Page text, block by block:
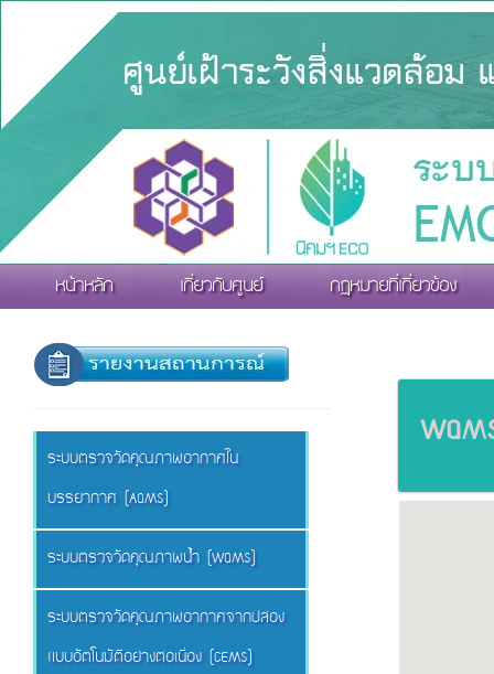
หน้าหลัก เกี่ยวกับศูนย์ กฏหมายที่เกี่ยวข้อง
ระบบตรวจวัดคุณภาพอากาศใน
บรรยากาศ (AQMS)
ระบบตรวจวัดคุณภาพน้ำ (WQMS)
ระบบตรวจวัดคุณภาพอากาศจากปล่อง
แบบอัตโนมัติอย่างต่อเนื่อง (CEMS)